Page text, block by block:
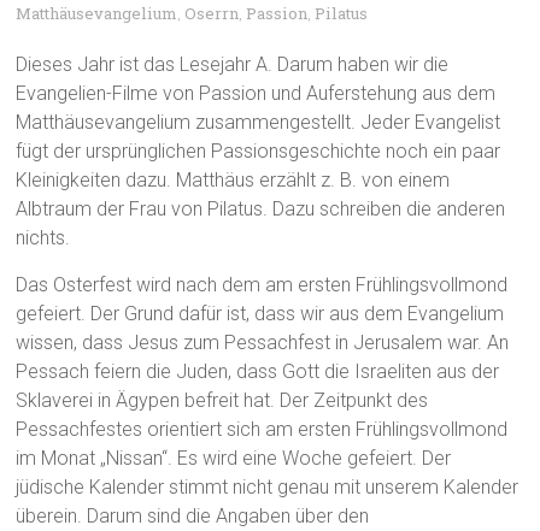
Matthäusevangelium, Oserrn, Passion, Pilatus
Dieses Jahr ist das Lesejahr A. Darum haben wir die
Evangelien-Filme von Passion und Auferstehung aus dem
Matthäusevangelium zusammengestellt. Jeder Evangelist
fügt der ursprünglichen Passionsgeschichte noch ein paar
Kleinigkeiten dazu. Matthäus erzählt z. B. von einem
Albtraum der Frau von Pilatus. Dazu schreiben die anderen
nichts.
Das Osterfest wird nach dem am ersten Frühlingsvollmond
gefeiert. Der Grund dafür ist, dass wir aus dem Evangelium
wissen, dass Jesus zum Pessachfest in Jerusalem war. An
Pessach feiern die Juden, dass Gott die Israeliten aus der
Sklaverei in Ägypen befreit hat. Der Zeitpunkt des
Pessachfestes orientiert sich am ersten Frühlingsvollmond
im Monat „Nissan“. Es wird eine Woche gefeiert. Der
jüdische Kalender stimmt nicht genau mit unserem Kalender
überein. Darum sind die Angaben über den